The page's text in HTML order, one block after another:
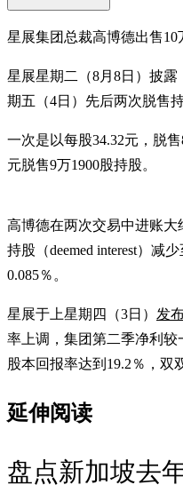
星展集团总裁高博德出售10
星展星期二（8月8日）披露
期五（4日）先后两次脱售持
一次是以每股34.32元，脱
元脱售9万1900股持股。
高博德在两次交易中进账大
持股（deemed interest）减
0.085％。
星展于上星期四（3日） 发
率上调，集团第二季净利较
股本回报率达到19.2％，双
延伸阅读
盘点新加坡去